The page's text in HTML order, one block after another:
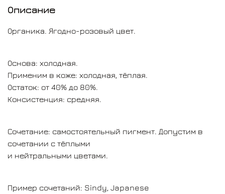
Описание
Органика. Ягодно-розовый цвет.
Основа: холодная.
Применим в коже: холодная, тёплая.
Остаток: от 40% до 80%.
Консистенция: средняя.
Сочетание: самостоятельный пигмент. Допустим в
сочетании с тёплыми
и нейтральными цветами.
Пример сочетаний: Sindy, Japanese